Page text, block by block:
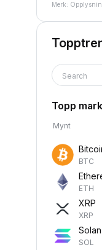
Merk:
Search
Topp
Mynt
BTC
ETH
XRP
XRP
SOL